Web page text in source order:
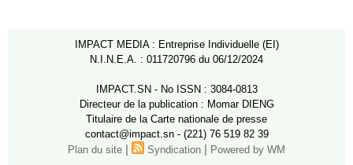
IMPACT MEDIA : Entreprise Individuelle (EI)
N.I.N.E.A. : 011720796 du 06/12/2024
IMPACT.SN - No ISSN : 3084-0813
Directeur de la publication : Momar DIENG
Titulaire de la Carte nationale de presse
contact@impact.sn - (221) 76 519 82 39
Plan du site | Syndication | Powered by WM